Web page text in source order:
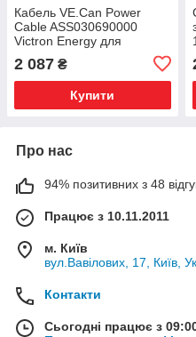
Кабель VE.Can Power
Cable ASS030690000
Victron Energy для
2 087 ₴
Купити
Про нас
94% позитивних з 48
Працює з 10.11.2011
м. Київ
вул.Вавілових, 17, Київ,
Контакти
Сьогодні працює з